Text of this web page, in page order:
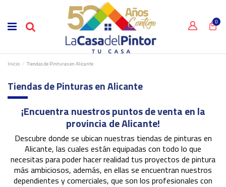
0
Inicio Tiendas de Pinturas en Alicante
Tiendas de Pinturas en Alicante
¡Encuentra nuestros puntos de venta en la
provincia de Alicante!
Descubre donde se ubican nuestras tiendas de pinturas en
Alicante, las cuales están equipadas con todo lo que
necesitas para poder hacer realidad tus proyectos de pintura
más ambiciosos, además, en ellas se encuentran nuestros
dependientes y comerciales, que son los profesionales con